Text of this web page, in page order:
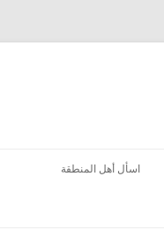
اسأل أهل المنطقة